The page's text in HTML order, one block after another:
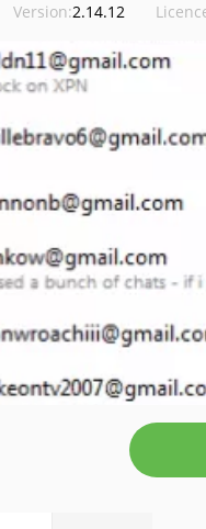
Version:2.14.12